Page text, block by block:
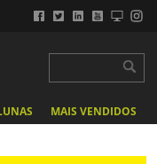
MAIS VENDIDOS